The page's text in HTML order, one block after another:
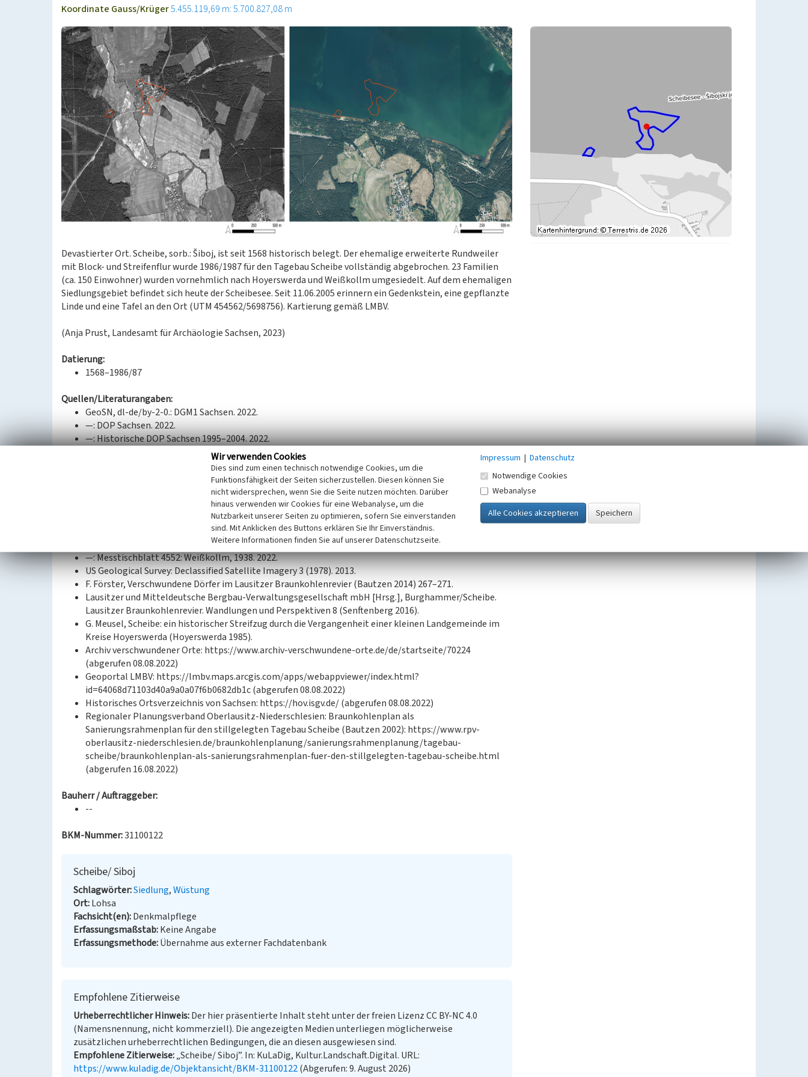
Koordinate Gauss/Krüger5.455.119,69 m: 5.700.827,08 m
Devastierter Ort. Scheibe, sorb.: Šiboj, ist seit 1568 historisch belegt. Der ehemalige erweiterte Rundweiler
mit Block- und Streifenflur wurde 1986/1987 für den Tagebau Scheibe vollständig abgebrochen. 23 Familien
(ca. 150 Einwohner) wurden vornehmlich nach Hoyerswerda und Weißkollm umgesiedelt. Auf dem ehemaligen
Siedlungsgebiet befindet sich heute der Scheibesee. Seit 11.06.2005 erinnern ein Gedenkstein, eine gepflanzte
Linde und eine Tafel an den Ort (UTM 454562/5698756). Kartierung gemäß LMBV.
(Anja Prust, Landesamt für Archäologie Sachsen, 2023)
Datierung:
1568–1986/87
Quellen/Literaturangaben:
GeoSN, dl-de/by-2-0.: DGM1 Sachsen. 2022.
—: DOP Sachsen. 2022.
—: Historische DOP Sachsen 1995–2004. 2022.
—: Historische Karten (TK25 ab 1990). 2022.
—: Historische Karten (TK25 DDR Ausgabe Staat). 2022.
Landesamt für Archäologie Sachsen: Preußisches Urmesstischblatt 4552 Weiß-Kollm. 2021.
Lausitzer und Mitteldeutsche Bergbau-Verwaltungsgesellschaft mbH (LMBV): Digitale Kartierung:
Tagebau Ortsverlegungen. 2021.
Sächsische Landesbibliothek – Staats- und Universitätsbibliothek / Deutsche Fotothek: Messtischblatt
—: Messtischblatt 4552: Weißkollm, 1938. 2022.
US Geological Survey: Declassified Satellite Imagery 3 (1978). 2013.
F. Förster, Verschwundene Dörfer im Lausitzer Braunkohlenrevier (Bautzen 2014) 267–271.
Lausitzer und Mitteldeutsche Bergbau-Verwaltungsgesellschaft mbH [Hrsg.], Burghammer/Scheibe.
Lausitzer Braunkohlenrevier. Wandlungen und Perspektiven 8 (Senftenberg 2016).
G. Meusel, Scheibe: ein historischer Streifzug durch die Vergangenheit einer kleinen Landgemeinde im
Kreise Hoyerswerda (Hoyerswerda 1985).
Archiv verschwundener Orte: https://www.archiv-verschwundene-orte.de/de/startseite/70224
(abgerufen 08.08.2022)
Geoportal LMBV: https://lmbv.maps.arcgis.com/apps/webappviewer/index.html?
id=64068d71103d40a9a0a07f6b0682db1c (abgerufen 08.08.2022)
Historisches Ortsverzeichnis von Sachsen: https://hov.isgv.de/ (abgerufen 08.08.2022)
Regionaler Planungsverband Oberlausitz-Niederschlesien: Braunkohlenplan als
Sanierungsrahmenplan für den stillgelegten Tagebau Scheibe (Bautzen 2002): https://www.rpv-
oberlausitz-niederschlesien.de/braunkohlenplanung/sanierungsrahmenplanung/tagebau-
scheibe/braunkohlenplan-als-sanierungsrahmenplan-fuer-den-stillgelegten-tagebau-scheibe.html
(abgerufen 16.08.2022)
Bauherr / Auftraggeber:
--
BKM-Nummer:31100122
Scheibe/ Siboj
Schlagwörter Siedlung Wüstung
Ort Lohsa
Fachsicht(en) Denkmalpflege
Erfassungsmaßstab Keine Angabe
Erfassungsmethode Übernahme aus externer Fachdatenbank
Empfohlene Zitierweise
Urheberrechtlicher Hinweis Der hier präsentierte Inhalt steht unter der freien Lizenz CC BY-NC 4.0
(Namensnennung, nicht kommerziell). Die angezeigten Medien unterliegen möglicherweise
zusätzlichen urheberrechtlichen Bedingungen, die an diesen ausgewiesen sind.
Empfohlene Zitierweise „Scheibe/ Siboj”. In: KuLaDig, Kultur.Landschaft.Digital. URL:
https://www.kuladig.de/Objektansicht/BKM-31100122(Abgerufen: 9. August 2026)
Wir verwenden Cookies
Dies sind zum einen technisch notwendige Cookies, um die
Funktionsfähigkeit der Seiten sicherzustellen. Diesen können Sie
nicht widersprechen, wenn Sie die Seite nutzen möchten. Darüber
hinaus verwenden wir Cookies für eine Webanalyse, um die
Nutzbarkeit unserer Seiten zu optimieren, sofern Sie einverstanden
sind. Mit Anklicken des Buttons erklären Sie Ihr Einverständnis.
Weitere Informationen finden Sie auf unserer Datenschutzseite.
Impressum | Datenschutz
Notwendige Cookies
Webanalyse